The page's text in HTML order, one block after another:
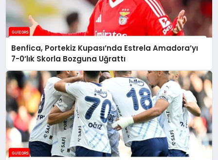
Benfica, Portekiz Kupası’nda Estrela Amadora’yı
7-0’lık Skorla Bozguna Uğrattı